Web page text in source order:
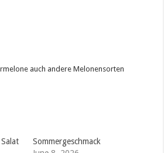
auch andere Melonensorten
Sommergeschmack